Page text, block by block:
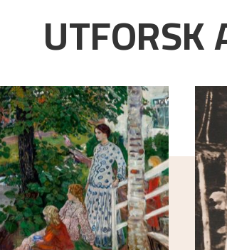
UTFORSK